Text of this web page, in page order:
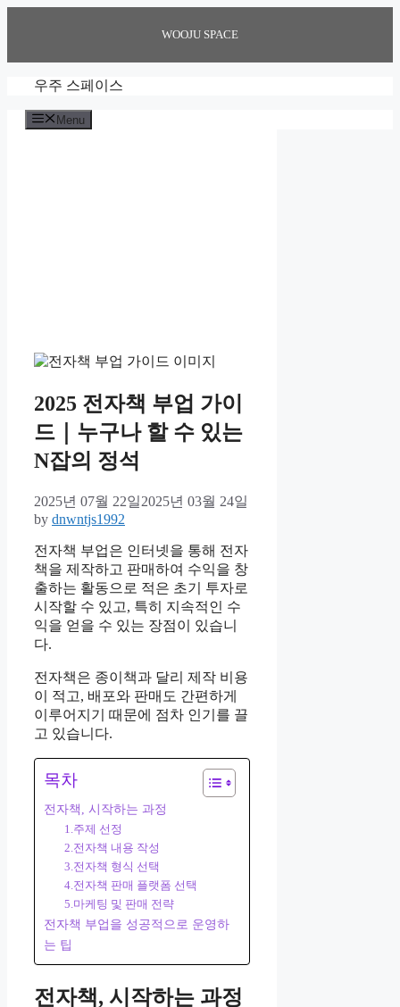
WOOJU SPACE
우주 스페이스
Menu
2025 전자책 부업 가이
드｜누구나 할 수 있는
N잡의 정석
2025년 07월 22일2025년 03월 24일
by dnwntjs1992
전자책 부업은 인터넷을 통해 전자
책을 제작하고 판매하여 수익을 창
출하는 활동으로 적은 초기 투자로
시작할 수 있고, 특히 지속적인 수
익을 얻을 수 있는 장점이 있습니
다.
전자책은 종이책과 달리 제작 비용
이 적고, 배포와 판매도 간편하게
이루어지기 때문에 점차 인기를 끌
고 있습니다.
목차
전자책, 시작하는 과정
1.주제 선정
2.전자책 내용 작성
3.전자책 형식 선택
4.전자책 판매 플랫폼 선택
5.마케팅 및 판매 전략
전자책 부업을 성공적으로 운영하
는 팁
전자책, 시작하는 과정